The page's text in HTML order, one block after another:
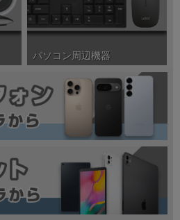
パソコン周辺機器